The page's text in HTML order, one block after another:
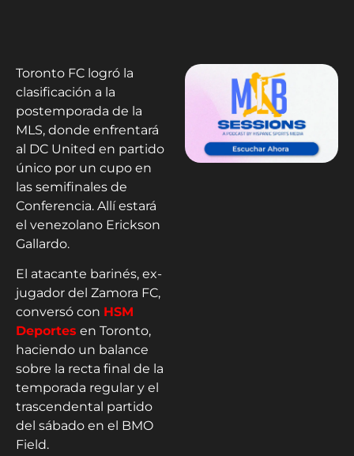
Toronto FC logró la
clasificación a la
postemporada de la
MLS, donde enfrentará
al DC United en partido
único por un cupo en
las semifinales de
Conferencia. Allí estará
el venezolano Erickson
Gallardo.
El atacante barinés, ex-
jugador del Zamora FC,
conversó con HSM
Deportes en Toronto,
haciendo un balance
sobre la recta final de la
temporada regular y el
trascendental partido
del sábado en el BMO
Field.